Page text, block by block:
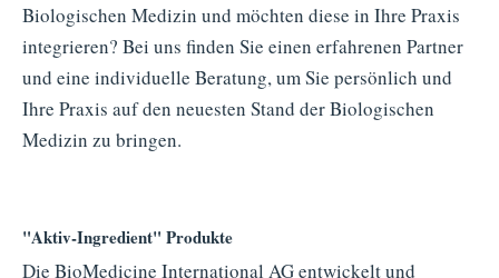
Biologischen Medizin und möchten diese in Ihre Praxis
integrieren? Bei uns finden Sie einen erfahrenen Partner
und eine individuelle Beratung, um Sie persönlich und
Ihre Praxis auf den neuesten Stand der Biologischen
Medizin zu bringen.
"Aktiv-Ingredient" Produkte
Die BioMedicine International AG entwickelt und